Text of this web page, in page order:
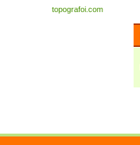
topografoi.com